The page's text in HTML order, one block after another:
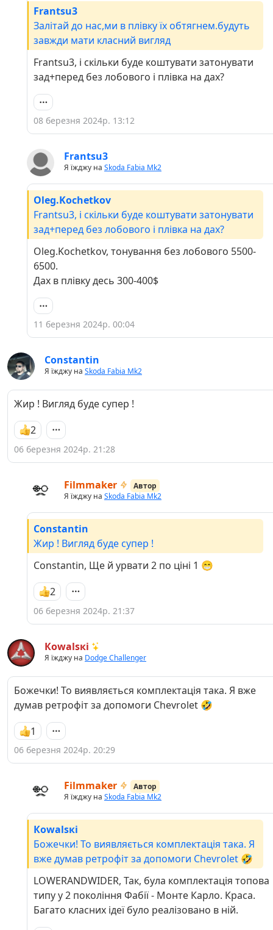
Frantsu3
Залітай до нас,ми в плівку їх обтягнем.будуть
завжди мати класний вигляд
Frantsu3, і скільки буде коштувати затонувати
зад+перед без лобового і плівка на дах?
08 березня 2024р. 13:12
Frantsu3
Я їжджу на Skoda Fabia Mk2
Oleg.Kochetkov
Frantsu3, і скільки буде коштувати затонувати
зад+перед без лобового і плівка на дах?
Oleg.Kochetkov, тонування без лобового 5500-
6500.
Дах в плівку десь 300-400$
11 березня 2024р. 00:04
Constantin
Я їжджу на Skoda Fabia Mk2
Жир ! Вигляд буде супер !
2
06 березня 2024р. 21:28
Filmmaker
Автор
Я їжджу на Skoda Fabia Mk2
Constantin
Жир ! Вигляд буде супер !
Constantin, Ще й урвати 2 по ціні 1 😁
2
06 березня 2024р. 21:37
Кowаlsкі
Я їжджу на Dodge Challenger
Божечки! То виявляється комплектація така. Я вже
думав ретрофіт за допомоги Chevrolet 🤣
1
06 березня 2024р. 20:29
Filmmaker
Автор
Я їжджу на Skoda Fabia Mk2
Кowаlsкі
Божечки! То виявляється комплектація така. Я
вже думав ретрофіт за допомоги Chevrolet 🤣
LOWERANDWIDER, Так, була комплектація топова
типу у 2 покоління Фабії - Монте Карло. Краса.
Багато класних ідеї було реалізовано в ній.